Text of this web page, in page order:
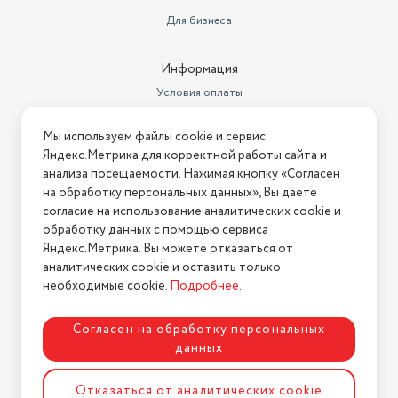
0.1
Объем товара в упаковке, в
литрах
14
Для бизнеса
Информация
Условия оплаты
Условия возврата
Нашли ошибку на сайте? Напишите нам
2026 © Интернет-магазин "АстМаркет". У нас есть всё!
Политика конфиденциальности
Разработка сайтаASTDESIGN
Мы используем файлы cookie и сервис
Яндекс.Метрика для корректной работы сайта и
анализа посещаемости. Нажимая кнопку «Согласен
на обработку персональных данных», Вы даете
согласие на использование аналитических cookie и
обработку данных с помощью сервиса
Яндекс.Метрика. Вы можете отказаться от
аналитических cookie и оставить только
необходимые cookie.Подробнее.
Согласен на обработку персональных
данных
Отказаться от аналитических cookie